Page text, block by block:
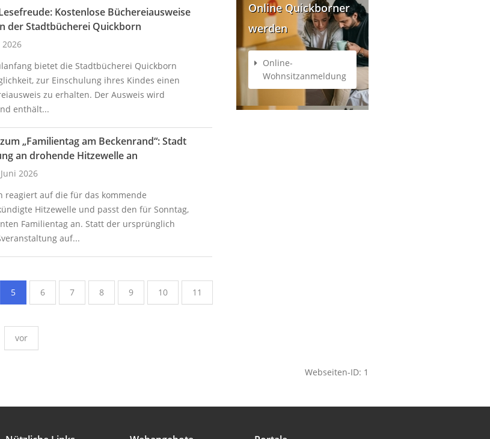
Kostenlose Büchereiausweise
der Stadtbücherei Quickborn
2026
bietet die Stadtbücherei Quickborn
zur Einschulung ihres Kindes einen
zu erhalten. Der Ausweis wird
enthält...
„Familientag am Beckenrand“: Stadt
an drohende Hitzewelle an
2026
reagiert auf die für das kommende
Hitzewelle und passt den für Sonntag,
Familientag an. Statt der ursprünglich
auf...
5 6 7 8 9 10 11
vor
Online Quickborner
werden
Online-
Wohnsitzanmeldung
Webseiten-ID: 1